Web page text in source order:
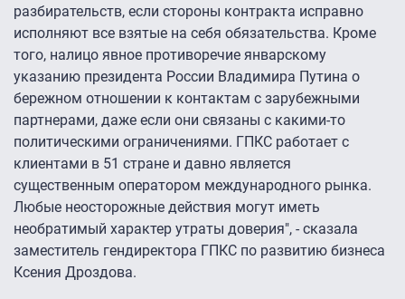
разбирательств, если стороны контракта исправно
исполняют все взятые на себя обязательства. Кроме
того, налицо явное противоречие январскому
указанию президента России Владимира Путина о
бережном отношении к контактам с зарубежными
партнерами, даже если они связаны с какими-то
политическими ограничениями. ГПКС работает с
клиентами в 51 стране и давно является
существенным оператором международного рынка.
Любые неосторожные действия могут иметь
необратимый характер утраты доверия", - сказала
заместитель гендиректора ГПКС по развитию бизнеса
Ксения Дроздова.